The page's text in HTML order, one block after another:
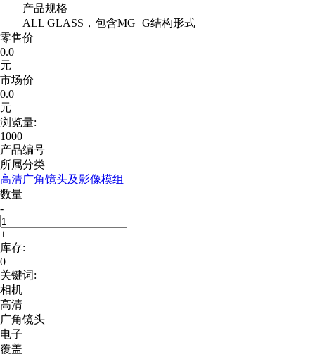
产品规格
ALL GLASS，包含MG+G结构形式
零售价
0.0
元
市场价
0.0
元
浏览量:
1000
产品编号
所属分类
高清广角镜头及影像模组
数量
-
+
库存:
0
关键词:
相机
高清
广角镜头
电子
覆盖